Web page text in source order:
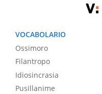
VOCABOLARIO
Ossimoro
Filantropo
Idiosincrasia
Pusillanime